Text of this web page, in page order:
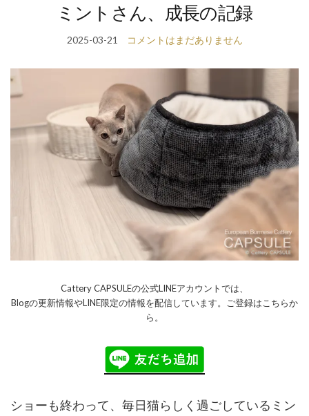
ミントさん、成長の記録
2025-03-21 コメントはまだありません
Cattery CAPSULEの公式LINEアカウントでは、
Blogの更新情報やLINE限定の情報を配信しています。ご登録はこちらか
ら。
ショーも終わって、毎日猫らしく過ごしているミン